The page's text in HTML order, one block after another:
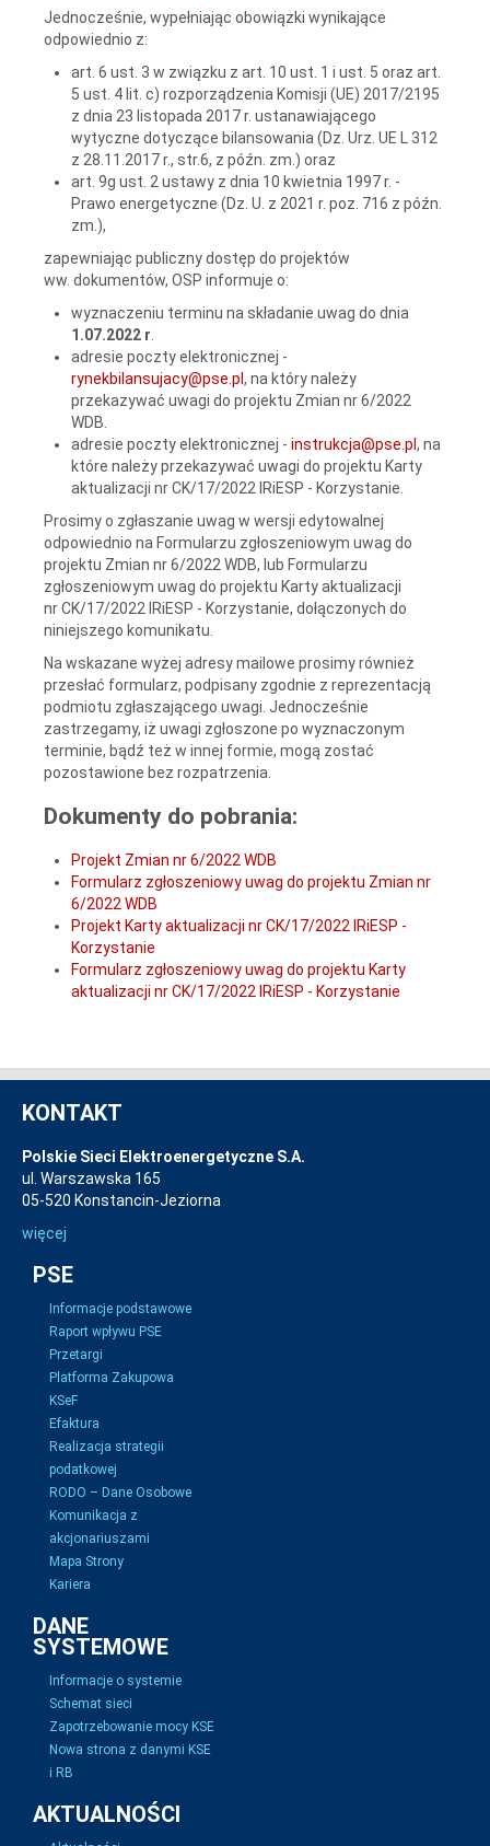
Jednocześnie, wypełniając obowiązki wynikające
odpowiednio z:
art. 6 ust. 3 w związku z art. 10 ust. 1 i ust. 5 oraz art.
5 ust. 4 lit. c) rozporządzenia Komisji (UE) 2017/2195
z dnia 23 listopada 2017 r. ustanawiającego
wytyczne dotyczące bilansowania (Dz. Urz. UE L 312
z 28.11.2017 r., str.6, z późn. zm.) oraz
art. 9g ust. 2 ustawy z dnia 10 kwietnia 1997 r. -
Prawo energetyczne (Dz. U. z 2021 r. poz. 716 z późn.
zm.),
zapewniając publiczny dostęp do projektów
ww. dokumentów, OSP informuje o:
wyznaczeniu terminu na składanie uwag do dnia
1.07.2022 r
adresie poczty elektronicznej -
rynekbilansujacy@pse.pl , na który należy
przekazywać uwagi do projektu Zmian nr 6/2022
WDB.
adresie poczty elektronicznej - instrukcja@pse.pl , na
które należy przekazywać uwagi do projektu Karty
aktualizacji nr CK/17/2022 IRiESP - Korzystanie.
Prosimy o zgłaszanie uwag w wersji edytowalnej
odpowiednio na Formularzu zgłoszeniowym uwag do
projektu Zmian nr 6/2022 WDB, lub Formularzu
zgłoszeniowym uwag do projektu Karty aktualizacji
nr CK/17/2022 IRiESP - Korzystanie, dołączonych do
niniejszego komunikatu.
Na wskazane wyżej adresy mailowe prosimy również
przesłać formularz, podpisany zgodnie z reprezentacją
podmiotu zgłaszającego uwagi. Jednocześnie
zastrzegamy, iż uwagi zgłoszone po wyznaczonym
terminie, bądź też w innej formie, mogą zostać
pozostawione bez rozpatrzenia.
Dokumenty do pobrania:
Projekt Zmian nr 6/2022 WDB
Formularz zgłoszeniowy uwag do projektu Zmian nr
6/2022 WDB
Projekt Karty aktualizacji nr CK/17/2022 IRiESP -
Korzystanie
Formularz zgłoszeniowy uwag do projektu Karty
aktualizacji nr CK/17/2022 IRiESP - Korzystanie
KONTAKT
Polskie Sieci Elektroenergetyczne S.A.
ul. Warszawska 165
05-520 Konstancin-Jeziorna
więcej
PSE
Informacje podstawowe
Raport wpływu PSE
Przetargi
Platforma Zakupowa
KSeF
Efaktura
Realizacja strategii
podatkowej
RODO – Dane Osobowe
Komunikacja z
akcjonariuszami
Mapa Strony
Kariera
DANE
SYSTEMOWE
Informacje o systemie
Schemat sieci
Zapotrzebowanie mocy KSE
Nowa strona z danymi KSE
i RB
AKTUALNOŚCI